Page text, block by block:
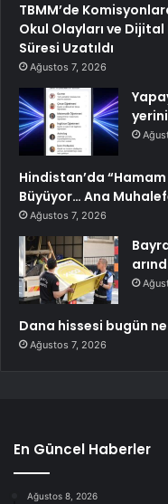
TBMM’de
Okul Olayları ve
Süresi Uzatıldı
Ağustos 7, 2026
Hindistan’da
Büyüyor… Ana
Ağustos 7, 2026
Dana hissesi bugün
Ağustos 7, 2026
En Güncel Haberler
Ağustos 8, 2026